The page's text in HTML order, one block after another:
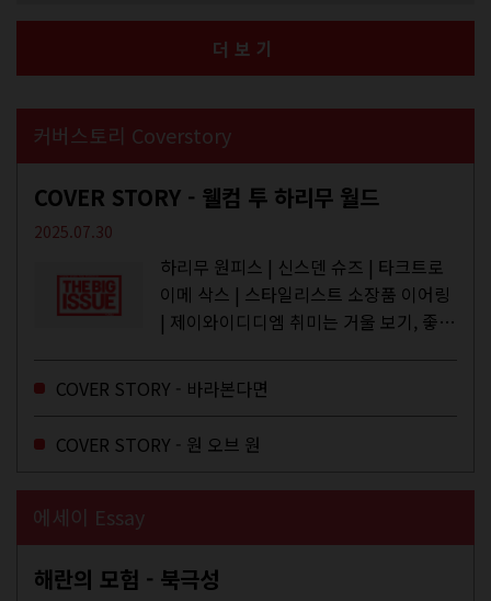
더보기
커버스토리 Coverstory
COVER STORY - 웰컴 투 하리무 월드
2025.07.30
하리무 원피스 | 신스덴 슈즈 | 타크트로
이메 삭스 | 스타일리스트 소장품 이어링
| 제이와이디디엠 취미는 거울 보기, 좋아
주와...
COVER STORY - 바라본다면
COVER STORY - 원 오브 원
에세이 Essay
해란의 모험 - 북극성